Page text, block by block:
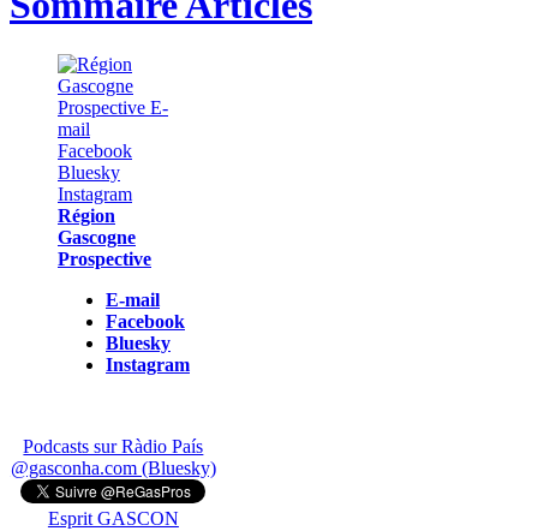
Région
Gascogne
Prospective
E-mail
Facebook
Bluesky
Instagram
Podcasts sur Ràdio País
@gasconha.com (Bluesky)
Esprit GASCON